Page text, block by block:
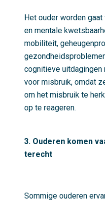
Het ouder worden
en mentale
mobiliteit,
cognitieve uitdagingen
voor misbruik, omdat
om het misbruik te
op te reageren.
3. Ouderen komen
terecht
Sommige ouderen